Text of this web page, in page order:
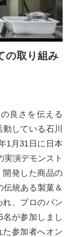
の取り組み
良さを伝える
している石川
1月31日に日本
実演デモンスト
発した商品の
統ある製菓＆
、プロのパン
が参加しまし
参加者へオン